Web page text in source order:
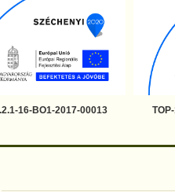
16-BO1-2017-00013